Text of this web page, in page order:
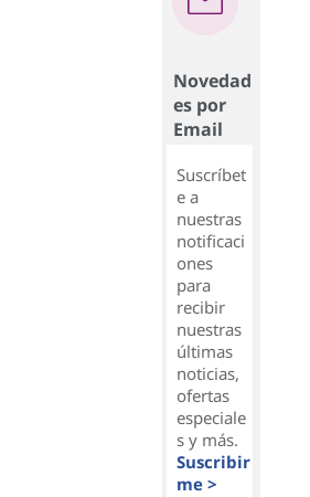
Novedad
es por
Email
Suscríbet
e a
nuestras
notificaci
ones
para
recibir
nuestras
últimas
noticias,
ofertas
especiale
s y más.
Suscribir
me >